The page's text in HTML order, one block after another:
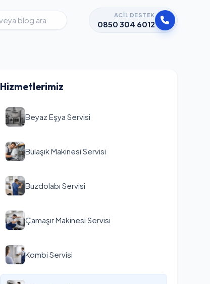
ACIL DESTEK
0850 304 6012
Hizmetlerimiz
Beyaz Eşya Servisi
Bulaşık Makinesi Servisi
Buzdolabı Servisi
Çamaşır Makinesi Servisi
Kombi Servisi